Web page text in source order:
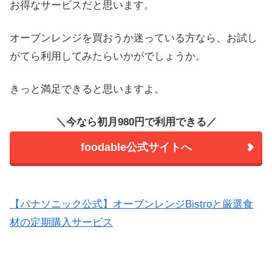
お得なサービスだと思います。
オーブンレンジを買おうか迷っている方なら、お試し
がてら利用してみたらいかがでしょうか。
きっと満足できると思いますよ。
＼今なら初月980円で利用できる／
foodable公式サイトへ
【パナソニック公式】オーブンレンジBistroと厳選食
材の定期購入サービス